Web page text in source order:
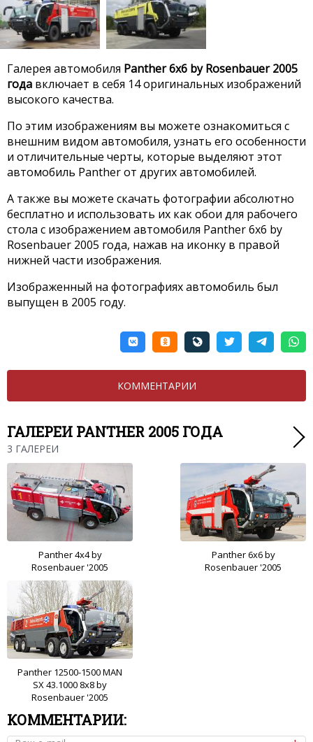
Галерея автомобиля Panther 6x6 by Rosenbauer 2005
года включает в себя 14 оригинальных изображений
высокого качества.
По этим изображениям вы можете ознакомиться с
внешним видом автомобиля, узнать его особенности
и отличительные черты, которые выделяют этот
автомобиль Panther от других автомобилей.
А также вы можете скачать фотографии абсолютно
бесплатно и использовать их как обои для рабочего
стола с изображением автомобиля Panther 6x6 by
Rosenbauer 2005 года, нажав на иконку в правой
нижней части изображения.
Изображенный на фотографиях автомобиль был
выпущен в 2005 году.
КОММЕНТАРИИ
ГАЛЕРЕИ PANTHER 2005 ГОДА
3 ГАЛЕРЕИ
Panther 4x4 by
Rosenbauer '2005
Panther 6x6 by
Rosenbauer '2005
Panther 12500-1500 MAN
SX 43.1000 8x8 by
Rosenbauer '2005
КОММЕНТАРИИ: